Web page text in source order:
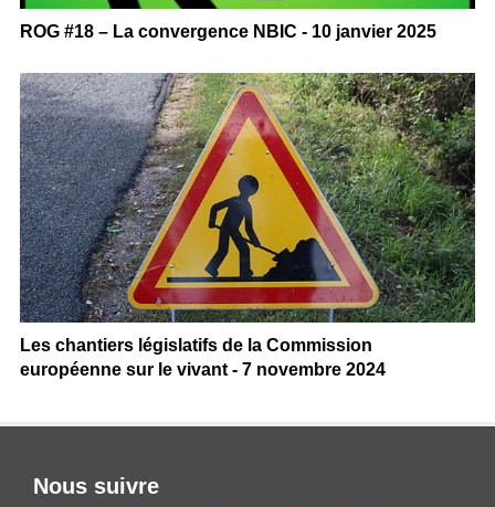
ROG #18 – La convergence NBIC - 10 janvier 2025
Les chantiers législatifs de la Commission
européenne sur le vivant - 7 novembre 2024
Nous suivre